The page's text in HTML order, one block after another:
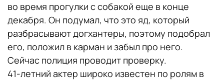
во время прогулки с собакой еще в конце
декабря. Он подумал, что это яд, который
разбрасывают догхантеры, поэтому подобрал
его, положил в карман и забыл про него.
Сейчас полиция проводит проверку.
41-летний актер широко известен по ролям в